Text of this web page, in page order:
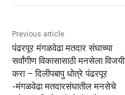
Previous article
पंढरपूर मंगळवेढा मतदार संघाच्या
सर्वांगीण विकासासाठी मनसेला विजयी
करा – दिलीपबापु धोत्रे पंढरपूर
-मंगळवेढा मतदारसंघातील मनसेचे